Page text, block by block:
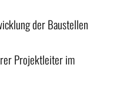
der Baustellen
Projektleiter im